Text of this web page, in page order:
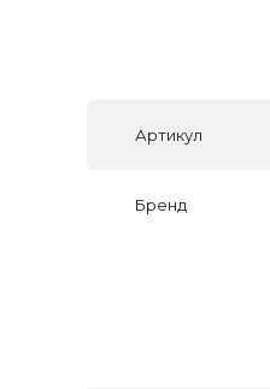
Артикул
Бренд